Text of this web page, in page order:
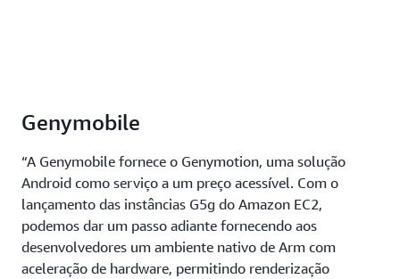
Genymobile
“A Genymobile fornece o Genymotion, uma solução
Android como serviço a um preço acessível. Com o
lançamento das instâncias G5g do Amazon EC2,
podemos dar um passo adiante fornecendo aos
desenvolvedores um ambiente nativo de Arm com
aceleração de hardware, permitindo renderização